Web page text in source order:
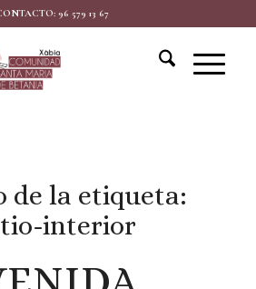
96 579 13 67
de la etiqueta:
interior